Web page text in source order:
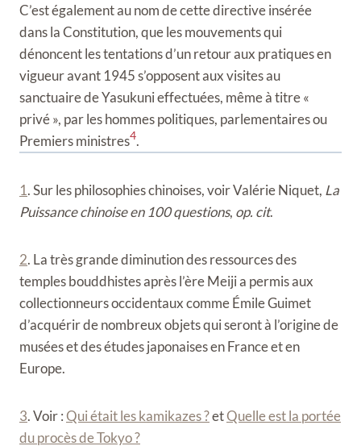
C’est également au nom de cette directive insérée
dans la Constitution, que les mouvements qui
dénoncent les tentations d’un retour aux pratiques en
vigueur avant 1945 s’opposent aux visites au
sanctuaire de Yasukuni effectuées, même à titre «
privé », par les hommes politiques, parlementaires ou
Premiers ministres4.
1. Sur les philosophies chinoises, voir Valérie Niquet, La
Puissance chinoise en 100 questions, op. cit.
2. La très grande diminution des ressources des
temples bouddhistes après l’ère Meiji a permis aux
collectionneurs occidentaux comme Émile Guimet
d’acquérir de nombreux objets qui seront à l’origine de
musées et des études japonaises en France et en
Europe.
3. Voir :Qui était les kamikazes ?etQuelle est la portée
du procès de Tokyo ?